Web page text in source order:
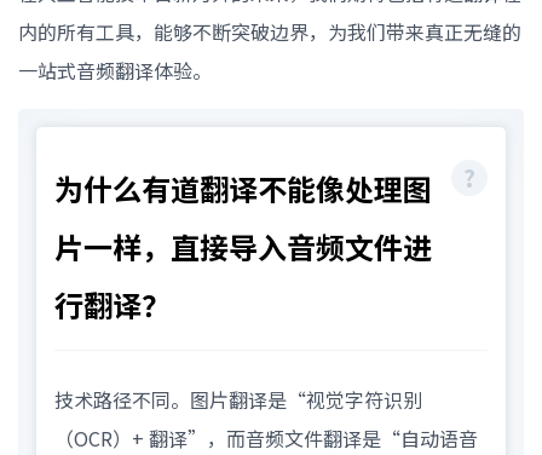
内的所有工具，能够不断突破边界，为我们带来真正无缝的
一站式音频翻译体验。
为什么有道翻译不能像处理图
片一样，直接导入音频文件进
行翻译？
技术路径不同。图片翻译是“视觉字符识别
（OCR）+ 翻译”，而音频文件翻译是“自动语音